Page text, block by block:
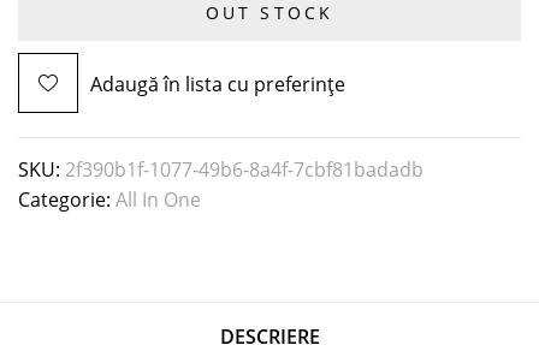
OUT STOCK
Adaugă în lista cu preferințe
SKU: 2f390b1f-1077-49b6-8a4f-7cbf81badadb
Categorie: All In One
DESCRIERE